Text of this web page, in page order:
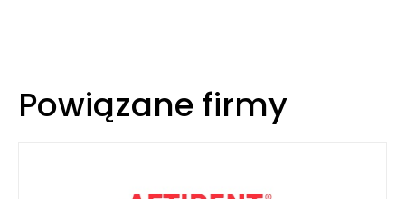
Powiązane firmy